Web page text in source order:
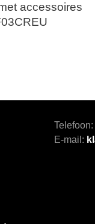
accessoires
Telefoon:
E-mail: